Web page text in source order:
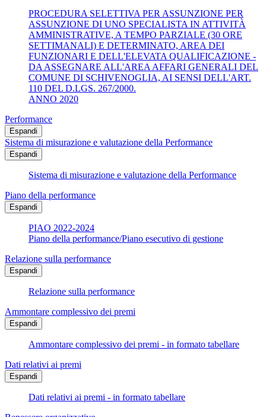
PROCEDURA SELETTIVA PER ASSUNZIONE PER
ASSUNZIONE DI UNO SPECIALISTA IN ATTIVITÀ
AMMINISTRATIVE, A TEMPO PARZIALE (30 ORE
SETTIMANALI) E DETERMINATO, AREA DEI
FUNZIONARI E DELL'ELEVATA QUALIFICAZIONE -
DA ASSEGNARE ALL'AREA AFFARI GENERALI DEL
COMUNE DI SCHIVENOGLIA, AI SENSI DELL'ART.
110 DEL D.LGS. 267/2000.
ANNO 2020
Performance
Espandi
Sistema di misurazione e valutazione della Performance
Espandi
Sistema di misurazione e valutazione della Performance
Piano della performance
Espandi
PIAO 2022-2024
Piano della performance/Piano esecutivo di gestione
Relazione sulla performance
Espandi
Relazione sulla performance
Ammontare complessivo dei premi
Espandi
Ammontare complessivo dei premi - in formato tabellare
Dati relativi ai premi
Espandi
Dati relativi ai premi - in formato tabellare